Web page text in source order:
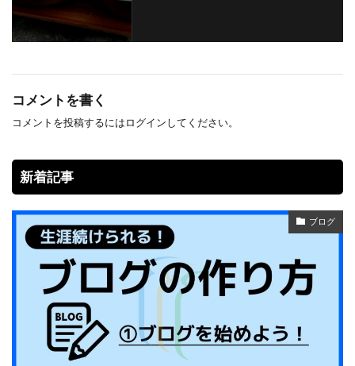
コメントを書く
コメントを投稿するにはログインしてください。
新着記事
ブログ